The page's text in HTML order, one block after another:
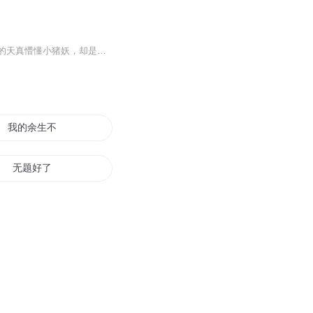
【内容简介】他是半神，他的使命只为收满一千只妖来拯救另外一个神，而她只是一只爱吃的天真懵懂小猪妖，却是他要收的第一千只妖，前一世，他与她提前相遇，他对她万般好，只为弥补最后终要杀她的宿命，可是在相处中，他却动了凡心。“小妖，若有一天我要...
我的余生不爱你
无题好了